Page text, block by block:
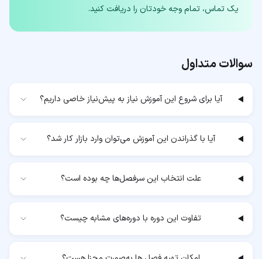
یک تماس، تمام وجه خودتان را دریافت کنید.
سوالات متداول
آیا برای شروع این آموزش نیاز به پیش‌نیاز خاصی داریم؟
آیا با گذراندن این آموزش می‌توان وارد بازار کار شد؟
علت انتخاب این سرفصل‌ها چه بوده است؟
تفاوت این دوره با دوره‌های مشابه چیست؟